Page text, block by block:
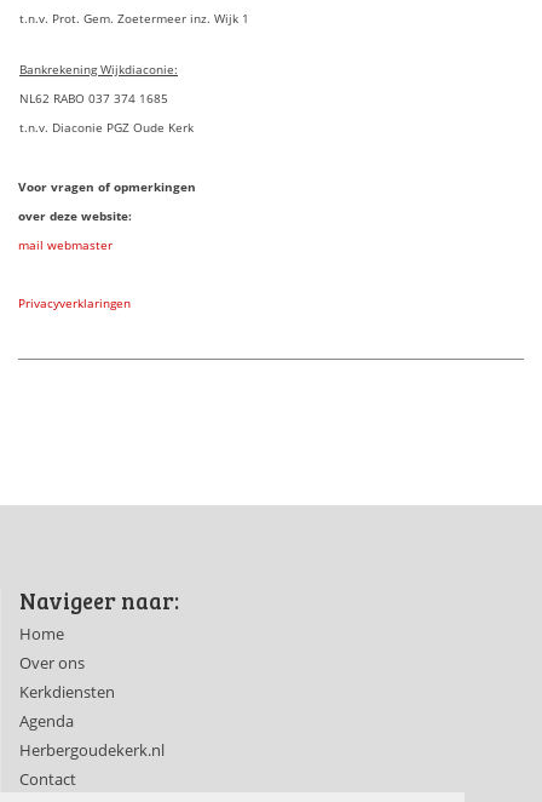
t.n.v. Prot. Gem. Zoetermeer inz. Wijk 1
Bankrekening Wijkdiaconie:
NL62 RABO 037 374 1685
t.n.v. Diaconie PGZ Oude Kerk
Voor vragen of opmerkingen
over deze website:
mail webmaster
Privacyverklaringen
Navigeer naar:
Home
Over ons
Kerkdiensten
Agenda
Herbergoudekerk.nl
Contact